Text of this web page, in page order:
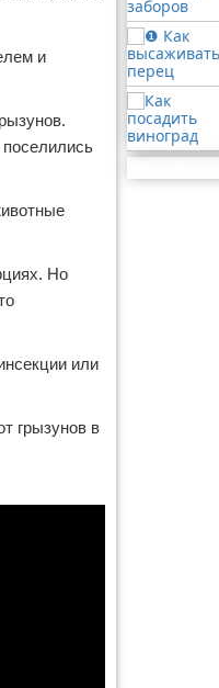
и
Но
или
грызунов в